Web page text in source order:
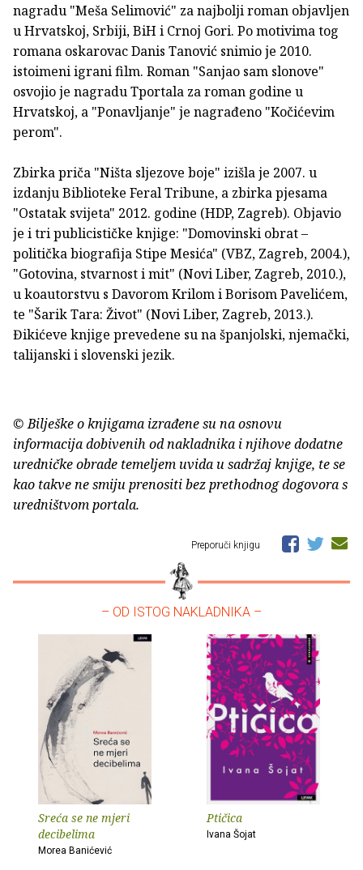
nagradu "Meša Selimović" za najbolji roman objavljen
u Hrvatskoj, Srbiji, BiH i Crnoj Gori. Po motivima tog
romana oskarovac Danis Tanović snimio je 2010.
istoimeni igrani film. Roman "Sanjao sam slonove"
osvojio je nagradu Tportala za roman godine u
Hrvatskoj, a "Ponavljanje" je nagrađeno "Kočićevim
perom".
Zbirka priča "Ništa sljezove boje" izišla je 2007. u
izdanju Biblioteke Feral Tribune, a zbirka pjesama
"Ostatak svijeta" 2012. godine (HDP, Zagreb). Objavio
je i tri publicističke knjige: "Domovinski obrat –
politička biografija Stipe Mesića" (VBZ, Zagreb, 2004.),
"Gotovina, stvarnost i mit" (Novi Liber, Zagreb, 2010.),
u koautorstvu s Davorom Krilom i Borisom Pavelićem,
te "Šarik Tara: Život" (Novi Liber, Zagreb, 2013.).
Đikićeve knjige prevedene su na španjolski, njemački,
talijanski i slovenski jezik.
© Bilješke o knjigama izrađene su na osnovu
informacija dobivenih od nakladnika i njihove dodatne
uredničke obrade temeljem uvida u sadržaj knjige, te se
kao takve ne smiju prenositi bez prethodnog dogovora s
uredništvom portala.
Preporuči knjigu
– OD ISTOG NAKLADNIKA –
Sreća se ne mjeri
decibelima
Morea Banićević
Ptičica
Ivana Šojat